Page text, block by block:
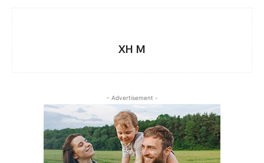
XH M
- Advertisement -